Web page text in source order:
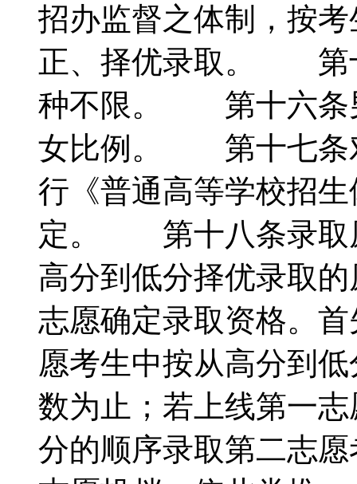
招办监督之体制，按
正、择优录取。 第
种不限。 第十六条
女比例。 第十七条
行《普通高等学校招
定。 第十八条录取
高分到低分择优录取
志愿确定录取资格。
愿考生中按从高分到
数为止；若上线第一
分的顺序录取第二志